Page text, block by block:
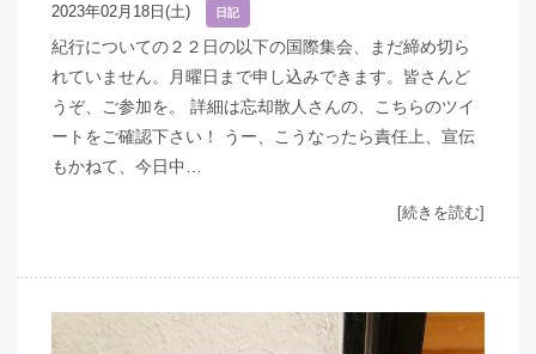
2023年02月18日(土) 日記
紀行についての２２日の以下の国際集会、まだ締め切ら
れていません。月曜日まで申し込みできます。皆さんど
うぞ、ご参加を。 詳細は忘却散人さんの、こちらのツイ
ートをご確認下さい！ うー、こうなったら責任上、宣伝
もかねて、今日中…
[続きを読む]